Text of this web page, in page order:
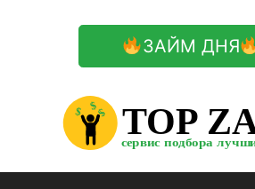
ЗАЙМ ДНЯ
TOP
сервис подбора
$
$
$